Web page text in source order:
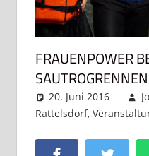
FRAUENPOWER
SAUTROGRENNEN
20. Juni 2016
Rattelsdorf,